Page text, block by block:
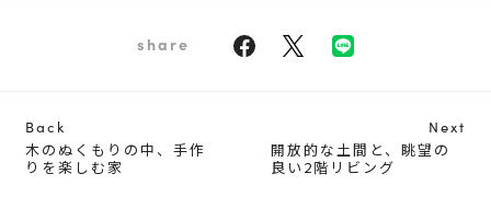
share
Back
木のぬくもりの中、手作
りを楽しむ家
Next
開放的な土間と、眺望の
良い2階リビング